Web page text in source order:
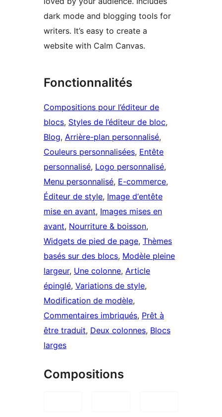
dark mode and blogging tools for
writers. It’s easy to create a
website with Calm Canvas.
Fonctionnalités
Compositions pour l’éditeur de
blocs, Styles de l’éditeur de bloc
Blog, Arrière-plan personnalisé
Couleurs personnalisées, Entête
personnalisé, Logo personnalisé
Menu personnalisé, E-commerce
Éditeur de style, Image d‘entête
mise en avant, Images mises en
avant, Nourriture & boisson
Widgets de pied de page, Thèmes
basés sur des blocs, Modèle pleine
largeur, Une colonne, Article
épinglé, Variations de style
Modification de modèle
Commentaires imbriqués, Prêt à
être traduit, Deux colonnes, Blocs
larges
Compositions